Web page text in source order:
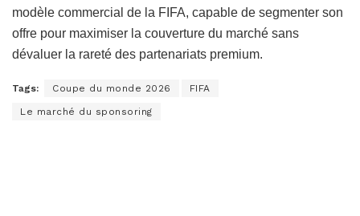
modèle commercial de la FIFA, capable de segmenter son
offre pour maximiser la couverture du marché sans
dévaluer la rareté des partenariats premium.
Tags: Coupe du monde 2026 FIFA
Le marché du sponsoring